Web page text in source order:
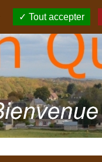
Tout accepter